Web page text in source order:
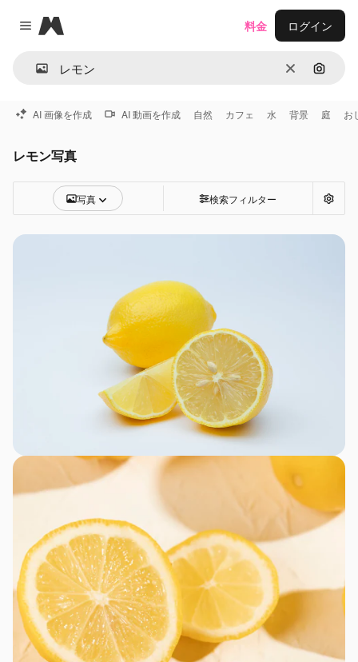
Close menu
Magnific
消去 画像で
料金 ログイン
AI 画像を作成 AI 動画を作成 自然 カフェ 水 背景 庭 お
レモン写真
写真 検索フィルター